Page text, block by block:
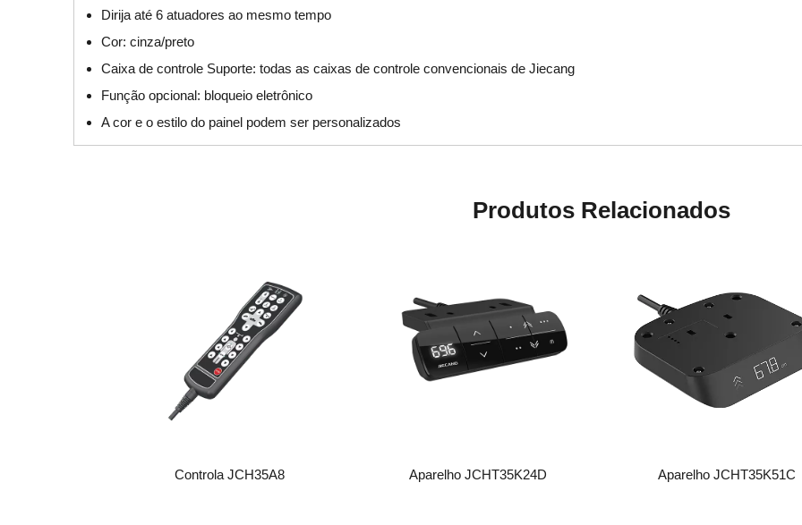
Dirija até 6 atuadores ao mesmo tempo
Cor: cinza/preto
Caixa de controle Suporte: todas as caixas de controle convencionais de Jiecang
Função opcional: bloqueio eletrônico
A cor e o estilo do painel podem ser personalizados
Produtos Relacionados
Controla JCH35A8 Aparelho JCHT35K24D Aparelho JCHT35K51C